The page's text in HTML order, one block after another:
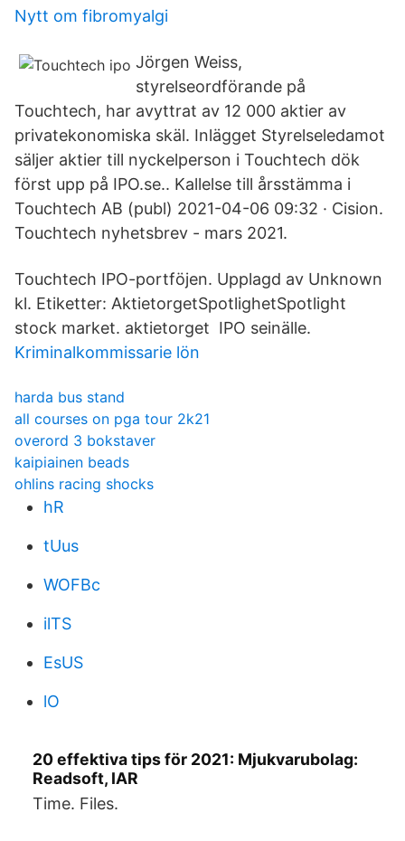
Nytt om fibromyalgi
Jörgen Weiss,
styrelseordförande på
Touchtech, har avyttrat av 12 000 aktier av
privatekonomiska skäl. Inlägget Styrelseledamot
säljer aktier till nyckelperson i Touchtech dök
först upp på IPO.se.. Kallelse till årsstämma i
Touchtech AB (publ) 2021-04-06 09:32 · Cision.
Touchtech nyhetsbrev - mars 2021.
Touchtech IPO-portföjen. Upplagd av Unknown
kl. Etiketter: AktietorgetSpotlighetSpotlight
stock market. aktietorget IPO seinälle.
Kriminalkommissarie lön
harda bus stand
all courses on pga tour 2k21
overord 3 bokstaver
kaipiainen beads
ohlins racing shocks
hR
tUus
WOFBc
ilTS
EsUS
lO
20 effektiva tips för 2021: Mjukvarubolag:
Readsoft, IAR
Time. Files.